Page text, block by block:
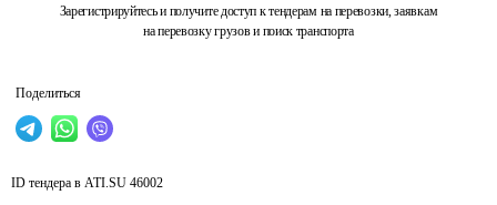
Зарегистрируйтесь и получите доступ к тендерам на перевозки, заявкам
на перевозку грузов и поиск транспорта
Поделиться
ID тендера в ATI.SU 46002